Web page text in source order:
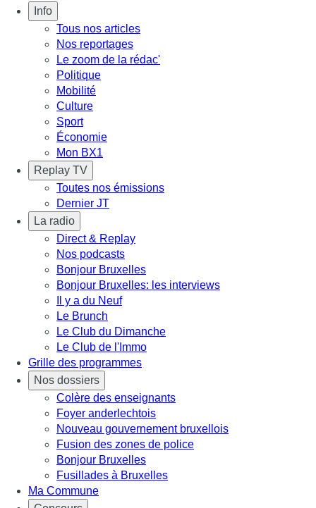
Info
Tous nos articles
Nos reportages
Le zoom de la rédac'
Politique
Mobilité
Culture
Sport
Économie
Mon BX1
Replay TV
Toutes nos émissions
Dernier JT
La radio
Direct & Replay
Nos podcasts
Bonjour Bruxelles
Bonjour Bruxelles: les interviews
Il y a du Neuf
Le Brunch
Le Club du Dimanche
Le Club de l'Immo
Grille des programmes
Nos dossiers
Colère des enseignants
Foyer anderlechtois
Nouveau gouvernement bruxellois
Fusion des zones de police
Bonjour Bruxelles
Fusillades à Bruxelles
Ma Commune